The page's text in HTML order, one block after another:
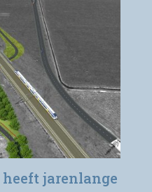
jarenlange